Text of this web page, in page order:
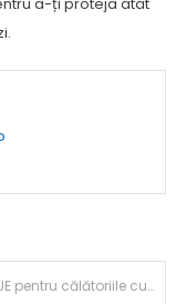
Reguli UE pentru călătoriile cu animale de companie: ghid pentru stăpâni responsabili